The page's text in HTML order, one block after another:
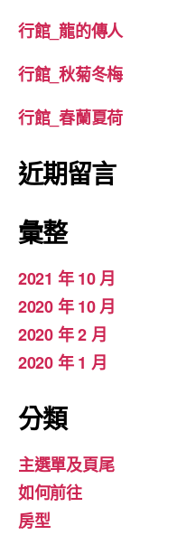
行館_龍的傳人
行館_秋菊冬梅
行館_春蘭夏荷
近期留言
彙整
2021 年 10 月
2020 年 10 月
2020 年 2 月
2020 年 1 月
分類
主選單及頁尾
如何前往
房型